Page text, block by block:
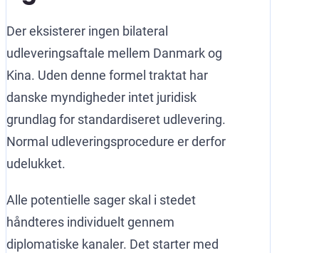
Der eksisterer ingen bilateral
udleveringsaftale mellem Danmark og
Kina. Uden denne formel traktat har
danske myndigheder intet juridisk
grundlag for standardiseret udlevering.
Normal udleveringsprocedure er derfor
udelukket.
Alle potentielle sager skal i stedet
håndteres individuelt gennem
diplomatiske kanaler. Det starter med